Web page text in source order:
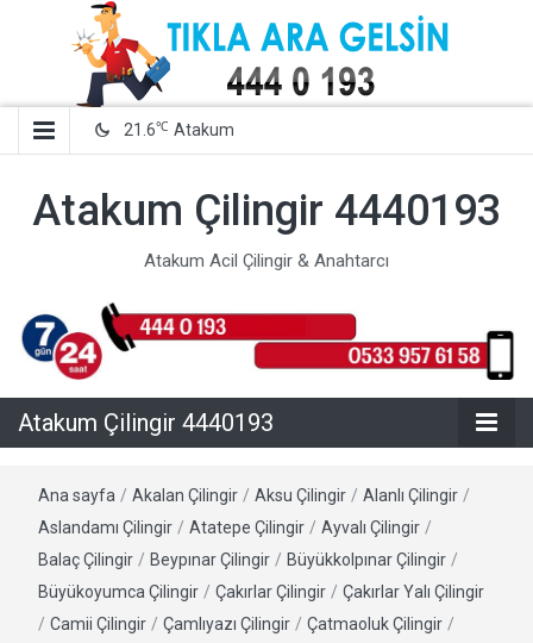
21.6℃ Atakum
Atakum Çilingir 4440193
Atakum Acil Çilingir & Anahtarcı
Atakum Çilingir 4440193
Ana sayfa / Akalan Çilingir / Aksu Çilingir / Alanlı Çilingir /
Aslandamı Çilingir / Atatepe Çilingir / Ayvalı Çilingir /
Balaç Çilingir / Beypınar Çilingir / Büyükkolpınar Çilingir /
Büyükoyumca Çilingir / Çakırlar Çilingir / Çakırlar Yalı Çilingir
/ Camii Çilingir / Çamlıyazı Çilingir / Çatmaoluk Çilingir /